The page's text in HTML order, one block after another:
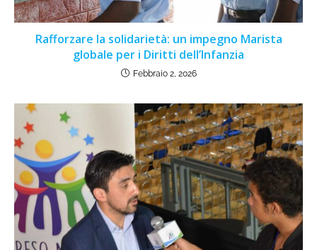
Rafforzare la solidarietà: un impegno Marista
globale per i Diritti dell’Infanzia
Febbraio 2, 2026